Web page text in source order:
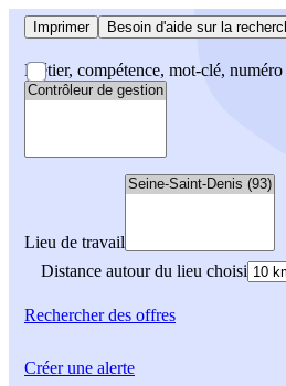
Imprimer Besoin d'aide sur la
Métier, compétence, mot-clé,
Lieu de travail
Distance autour du lieu choisi
Rechercherdes offres
Créer une alerte